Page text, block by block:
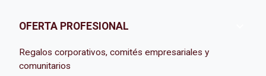
OFERTA PROFESIONAL
Regalos corporativos, comités empresariales y
comunitarios